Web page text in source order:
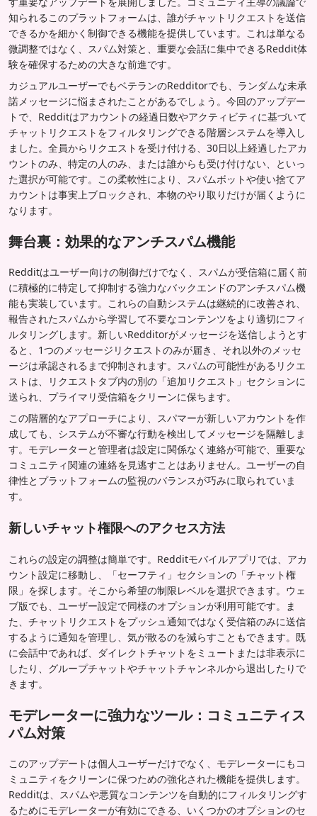
知られるこのプラットフォームは、誰がチャットリクエストを送信
できるかを細かく制御できる機能を提供しています。これは単なる
微調整ではなく、スパム対策と、重要な会話に集中できるReddit体
験を確保するための大きな前進です。
カジュアルユーザーでもベテランのRedditorでも、ランダムな未承
諾メッセージに悩まされたことがあるでしょう。今回のアップデー
トで、Redditはアカウントの経過日数やアクティビティに基づいて
チャットリクエストをフィルタリングできる階層システムを導入し
ました。全員からリクエストを受け付ける、30日以上経過したアカ
ウントのみ、特定の人のみ、または誰からも受け付けない、といっ
た選択が可能です。この柔軟性により、スパムボットや使い捨てア
カウントは事実上ブロックされ、本物のやり取りだけが届くように
なります。
舞台裏：効果的なアンチスパム機能
Redditはユーザー向けの制御だけでなく、スパムが受信箱に届く前
に積極的に特定して抑制する強力なバックエンドのアンチスパム機
能も実装しています。これらの自動システムは継続的に改善され、
報告されたスパムから学習して不要なコンテンツをより適切にフィ
ルタリングします。新しいRedditorがメッセージを送信しようとす
ると、1つのメッセージリクエストのみが届き、それ以外のメッセ
ージは承認されるまで抑制されます。スパムの可能性があるリクエ
ストは、リクエストタブ内の別の「追加リクエスト」セクションに
送られ、プライマリ受信箱をクリーンに保ちます。
この階層的なアプローチにより、スパマーが新しいアカウントを作
成しても、システムが不審な行動を検出してメッセージを隔離しま
す。モデレーターと管理者は設定に関係なく連絡が可能で、重要な
コミュニティ関連の連絡を見逃すことはありません。ユーザーの自
律性とプラットフォームの監視のバランスが巧みに取られていま
す。
新しいチャット権限へのアクセス方法
これらの設定の調整は簡単です。Redditモバイルアプリでは、アカ
ウント設定に移動し、「セーフティ」セクションの「チャット権
限」を探します。そこから希望の制限レベルを選択できます。ウェ
ブ版でも、ユーザー設定で同様のオプションが利用可能です。ま
た、チャットリクエストをプッシュ通知ではなく受信箱のみに送信
するように通知を管理し、気が散るのを減らすこともできます。既
に会話中であれば、ダイレクトチャットをミュートまたは非表示に
したり、グループチャットやチャットチャンネルから退出したりで
きます。
モデレーターに強力なツール：コミュニティス
パム対策
このアップデートは個人ユーザーだけでなく、モデレーターにもコ
ミュニティをクリーンに保つための強化された機能を提供します。
Redditは、スパムや悪質なコンテンツを自動的にフィルタリングす
るためにモデレーターが有効にできる、いくつかのオプションのセ